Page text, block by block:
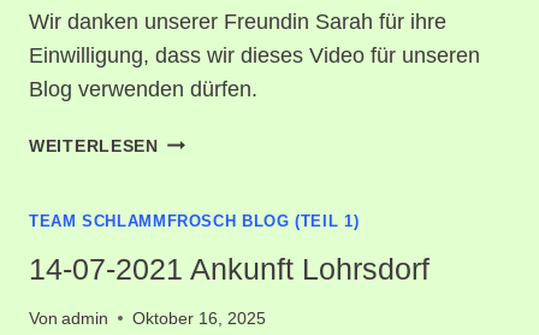
Wir danken unserer Freundin Sarah für ihre
Einwilligung, dass wir dieses Video für unseren
Blog verwenden dürfen.
WEITERLESEN 14.07.2021
SARAH
TEAM SCHLAMMFROSCH BLOG (TEIL 1)
14-07-2021 Ankunft Lohrsdorf
Von admin Oktober 16, 2025